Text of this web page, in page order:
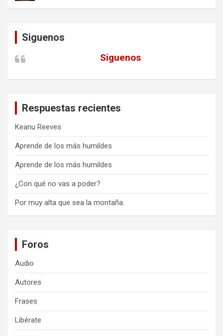
Siguenos
Siguenos
Respuestas recientes
Keanu Reeves
Aprende de los más humildes
Aprende de los más humildes
¿Con qué no vas a poder?
Por muy alta que sea la montaña.
Foros
Audio
Autores
Frases
Libérate